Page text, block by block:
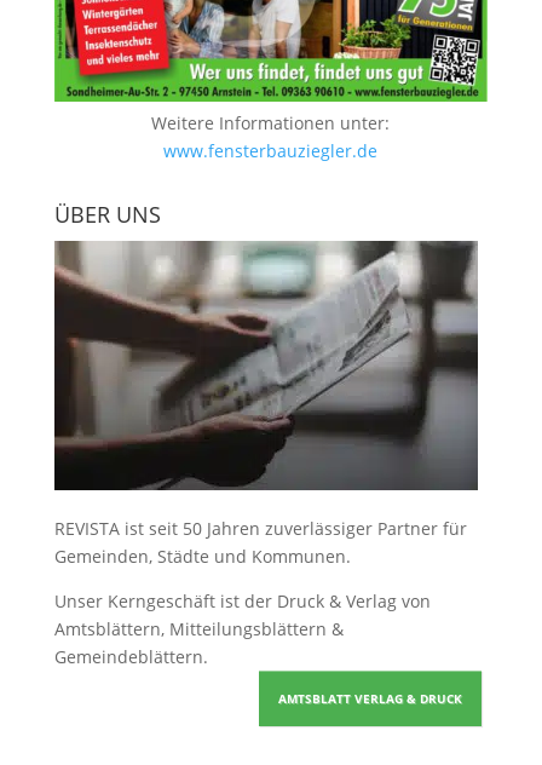
Weitere Informationen unter:
www.fensterbauziegler.de
ÜBER UNS
REVISTA ist seit 50 Jahren zuverlässiger Partner für
Gemeinden, Städte und Kommunen.
Unser Kerngeschäft ist der Druck & Verlag von
Amtsblättern, Mitteilungsblättern &
Gemeindeblättern.
AMTSBLATT VERLAG & DRUCK